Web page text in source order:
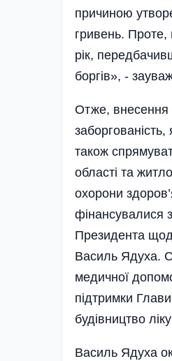
причиною
гривень.
рік,
боргів», -
Отже, внесення
також
області та
охорони
фінансувалися
Президента
Василь Ядуха.
медичної
підтримки
будівництво
Василь Ядуха